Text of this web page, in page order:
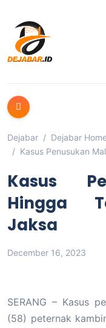
Dejabar Dejabar
Kasus Penusukan
Kasus
Hingga
Jaksa
December 16, 2023
SERANG – Kasus
(58) peternak